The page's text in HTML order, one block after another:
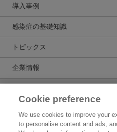
導入事例
感染症の基礎知識
トピックス
企業情報
企業情報
Cookie preference
We use cookies to improve your
to personalise content and ads,